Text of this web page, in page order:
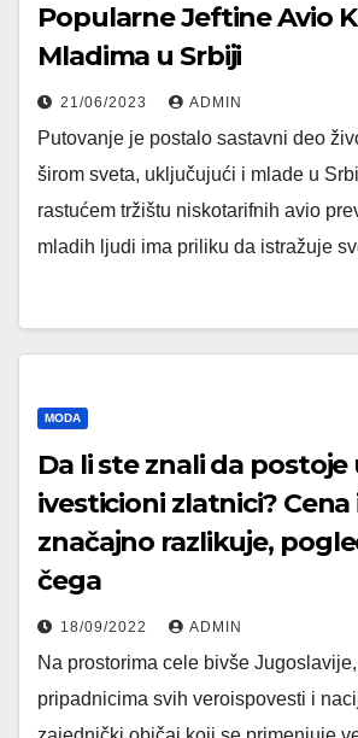
Popularne Jeftine Avio
Mladima u Srbiji
21/06/2023 ADMIN
Putovanje je postalo sastavni deo
širom sveta, uključujući i mlade u
rastućem tržištu niskotarifnih avio
mladih ljudi ima priliku da istražuje
MODA
Da li ste znali da postoje
ivesticioni zlatnici? Cena
značajno razlikuje,
čega
18/09/2022 ADMIN
Na prostorima cele bivše
pripadnicima svih veroispovesti i